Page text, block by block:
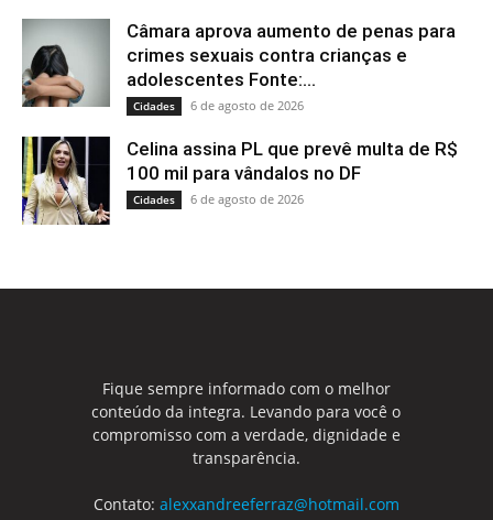
Câmara aprova aumento de penas para
crimes sexuais contra crianças e
adolescentes Fonte:...
Cidades 6 de agosto de 2026
Celina assina PL que prevê multa de R$
100 mil para vândalos no DF
Cidades 6 de agosto de 2026
Fique sempre informado com o melhor
conteúdo da integra. Levando para você o
compromisso com a verdade, dignidade e
transparência.
Contato: alexxandreeferraz@hotmail.com